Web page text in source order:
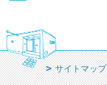
サイトマップ